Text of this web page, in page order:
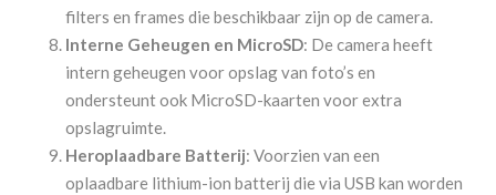
filters en frames die beschikbaar zijn op de camera.
Interne Geheugen en MicroSD: De camera heeft
intern geheugen voor opslag van foto’s en
ondersteunt ook MicroSD-kaarten voor extra
opslagruimte.
Heroplaadbare Batterij: Voorzien van een
oplaadbare lithium-ion batterij die via USB kan worden